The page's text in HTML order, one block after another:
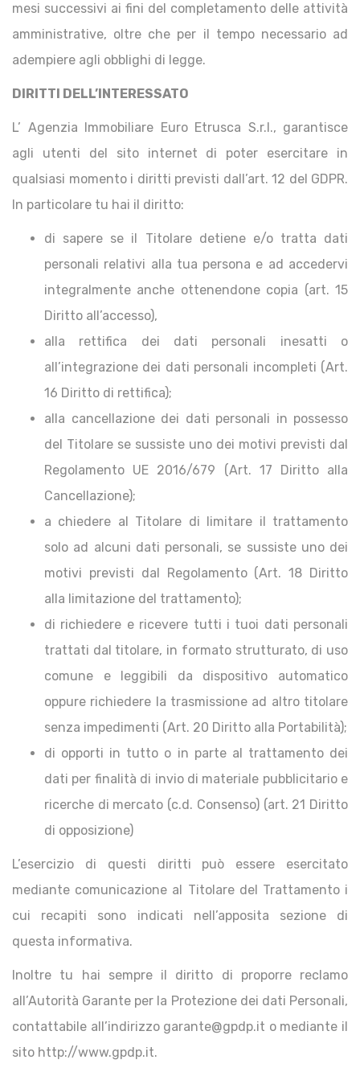
mesi successivi ai fini del completamento delle attività
amministrative, oltre che per il tempo necessario ad
adempiere agli obblighi di legge.
DIRITTI DELL’INTERESSATO
L’ Agenzia Immobiliare Euro Etrusca S.r.l., garantisce
agli utenti del sito internet di poter esercitare in
qualsiasi momento i diritti previsti dall’art. 12 del GDPR.
In particolare tu hai il diritto:
di sapere se il Titolare detiene e/o tratta dati
personali relativi alla tua persona e ad accedervi
integralmente anche ottenendone copia (art. 15
Diritto all’accesso),
alla rettifica dei dati personali inesatti o
all’integrazione dei dati personali incompleti (Art.
16 Diritto di rettifica);
alla cancellazione dei dati personali in possesso
del Titolare se sussiste uno dei motivi previsti dal
Regolamento UE 2016/679 (Art. 17 Diritto alla
Cancellazione);
a chiedere al Titolare di limitare il trattamento
solo ad alcuni dati personali, se sussiste uno dei
motivi previsti dal Regolamento (Art. 18 Diritto
alla limitazione del trattamento);
di richiedere e ricevere tutti i tuoi dati personali
trattati dal titolare, in formato strutturato, di uso
comune e leggibili da dispositivo automatico
oppure richiedere la trasmissione ad altro titolare
senza impedimenti (Art. 20 Diritto alla Portabilità);
di opporti in tutto o in parte al trattamento dei
dati per finalità di invio di materiale pubblicitario e
ricerche di mercato (c.d. Consenso) (art. 21 Diritto
di opposizione)
L’esercizio di questi diritti può essere esercitato
mediante comunicazione al Titolare del Trattamento i
cui recapiti sono indicati nell’apposita sezione di
questa informativa.
Inoltre tu hai sempre il diritto di proporre reclamo
all’Autorità Garante per la Protezione dei dati Personali,
contattabile all’indirizzo garante@gpdp.it o mediante il
sito http://www.gpdp.it.